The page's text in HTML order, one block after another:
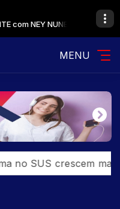
NEY NUNES
MENU
crescem mais de 50%